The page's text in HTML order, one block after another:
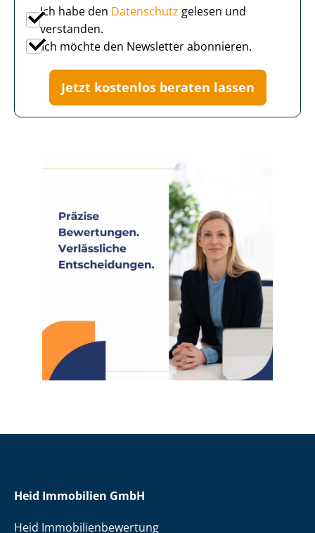
Ich habe den Datenschutz gelesen und
verstanden.
Ich möchte den Newsletter abonnieren.
Jetzt kostenlos beraten lassen
Heid Immobilien GmbH
Heid Im­mo­bi­li­en­be­wer­tung